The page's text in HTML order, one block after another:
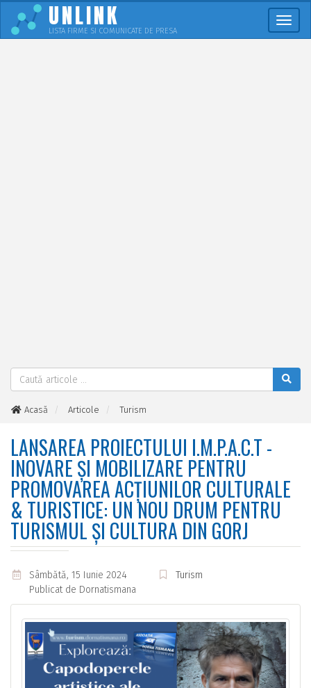
UNLINK
LISTA FIRME SI COMUNICATE DE PRESA
Acasă Articole
Turism
Turismul și Cultura din Gorj
LANSAREA PROIECTULUI I.M.P.A.C.T -
INOVARE ȘI MOBILIZARE PENTRU
PROMOVAREA ACȚIUNILOR CULTURALE
& TURISTICE: UN NOU DRUM PENTRU
TURISMUL ȘI CULTURA DIN GORJ
Sâmbătă, 15 Iunie 2024
Turism
Publicat de Dornatismana